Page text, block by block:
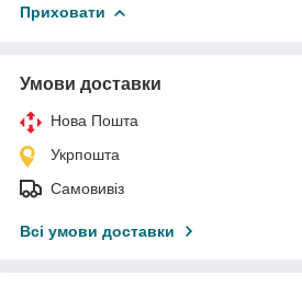
Приховати
Умови доставки
Нова Пошта
Укрпошта
Самовивіз
Всі умови доставки